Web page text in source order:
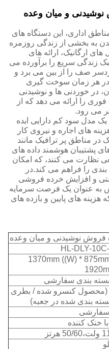
و میان وعده
اداری، این دستگاه های
شدن به بخشی از زندگی روزمره
های ارگانیک، ارائه های
زندگی سریع را برآورده می
ثانیه ای که دردسر صف را از بین می برد و
در هر زمان سوخت گیری
در خوردنی ها و نوشیدنی
را ارائه می دهد که از
می رود.
یک مدل سود کم دارایی ایده
های اجاره و نیروی کار
در مناطق پر ترافیک مانند
پشتیبان هوشمند داده های
نظارت می کنند، که امکان
را فراهم می کند.در
و افزایش خرده فروشی
به عنوان یک فرصت سرمایه
های پایین و بازده های
فروش نوشیدنی و میان وعده
HL-DLY-
1370mm ((W) *
بندی سفارشی
(محصول کنسرو شده / بطری
بندی شده در جعبه)